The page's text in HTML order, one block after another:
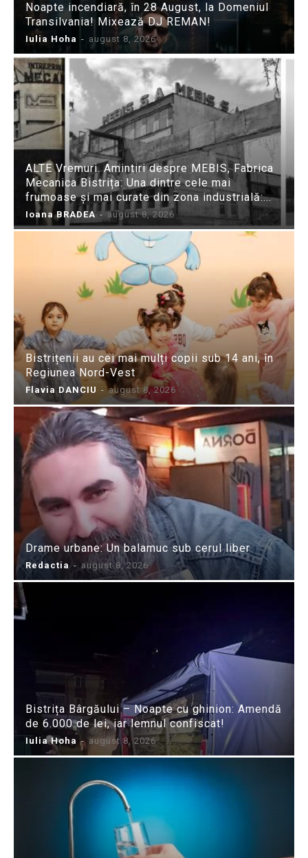
Noapte incendiară, în 28 August, la Domeniul
Transilvania! Mixează DJ REMAN!
Iulia Hoha - august 8, 2026
ALTE Vremuri. Amintiri despre MEBIS, Fabrica
Mecanica Bistrița: Una dintre cele mai
frumoase și mai curate din zona industrială:...
Ioana BRADEA - august 8, 2026
Bistrițenii au cei mai mulți copii sub 14 ani, în
Regiunea Nord-Vest
Flavia DANCIU - august 8, 2026
Drame urbane: Un balamuc sub cerul liber
Redactia - august 8, 2026
Bistrița Bârgăului – Noapte cu ghinion: Amendă
de 6.000 de lei, iar lemnul confiscat!
Iulia Hoha - august 8, 2026